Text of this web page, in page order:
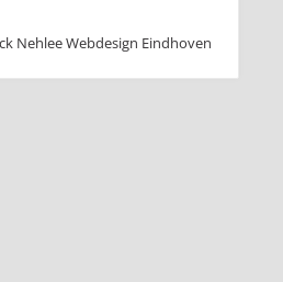
Nehlee Webdesign Eindhoven